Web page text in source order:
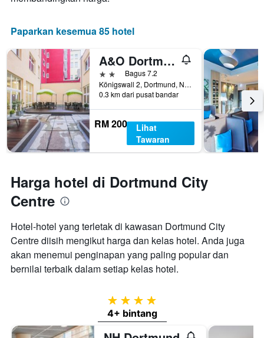
Paparkan kesemua 85 hotel
A&O Dortmund Hauptbahnhof
2 bintangBagus 7.2
Königswall 2, Dortmund, North Rhine-Westphalia, Jerman
0.3 km dari pusat bandar
RM 200
Lihat
Tawaran
Harga hotel di Dortmund City
Centre
Hotel-hotel yang terletak di kawasan Dortmund City
Centre diisih mengikut harga dan kelas hotel. Anda juga
akan menemui penginapan yang paling popular dan
bernilai terbaik dalam setiap kelas hotel.
4 bintang
4+ bintang